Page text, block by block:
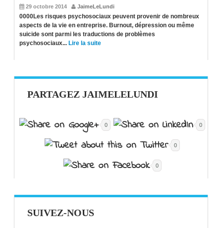
29 octobre 2014 JaimeLeLundi
0000Les risques psychosociaux peuvent provenir de nombreux
aspects de la vie en entreprise. Burnout, dépression ou même
suicide sont parmi les traductions de problèmes
psychosociaux... Lire la suite
PARTAGEZ JAIMELELUNDI
0 0
0
0
SUIVEZ-NOUS